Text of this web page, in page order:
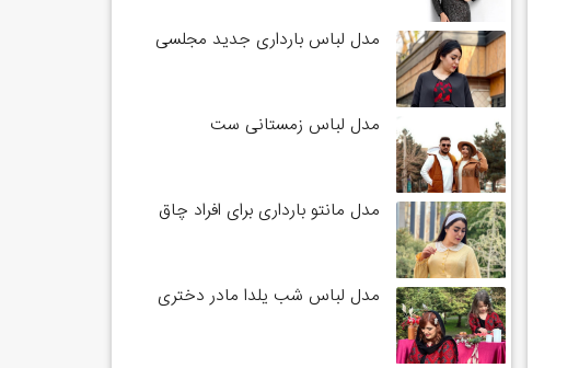
مدل لباس بارداری جدید مجلسی
مدل لباس زمستانی ست
مدل مانتو بارداری برای افراد چاق
مدل لباس شب یلدا مادر دختری